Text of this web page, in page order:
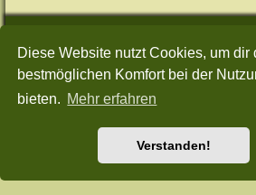
Diese Website nutzt Cookies, um dir
bestmöglichen Komfort bei der
bieten. Mehr erfahren
Verstanden!
Powered byphpBB ® Forum Software © phpBB
Deutsche Übersetzung durchphpBB.de
Datenschutz |Nutzungsbedingungen